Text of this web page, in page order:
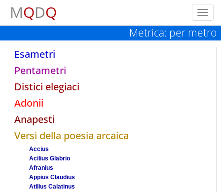
MQDQ
Metrica: per metro
Esametri
Pentametri
Distici elegiaci
Adonii
Anapesti
Versi della poesia arcaica
Accius
Acilius Glabrio
Afranius
Appius Claudius
Atilius Calatinus